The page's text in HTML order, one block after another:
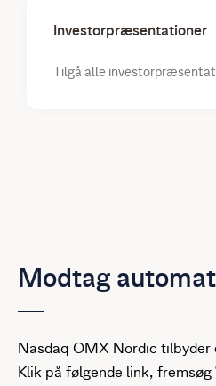
Investorpræsentationer
Tilgå alle
Modtag
Nasdaq OMX Nordic tilbyder
Klik på følgende link,